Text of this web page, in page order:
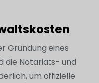
Gründung eines
die Notariats- und
um offizielle